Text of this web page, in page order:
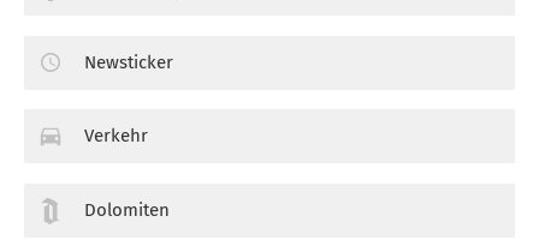
Newsticker
Verkehr
Dolomiten